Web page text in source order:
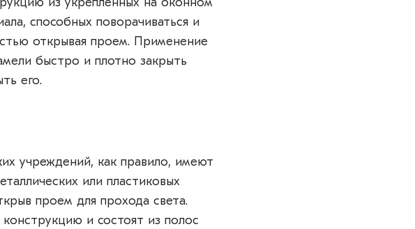
способных поворачиваться и
открывая проем. Применение
быстро и плотно закрыть
его.
учреждений, как правило, имеют
или пластиковых
проем для прохода света.
и состоят из полос